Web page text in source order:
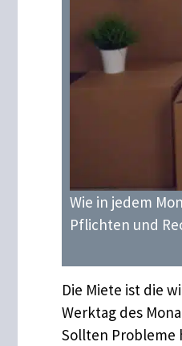
Wie in jedem
Pflichten und
Die Miete ist die
Werktag des
Sollten Probleme